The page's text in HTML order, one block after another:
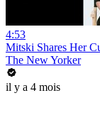
4:53
Mitski Shares Her
The New Yorker
il y a 4 mois